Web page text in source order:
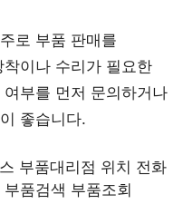
로 부품 판매를
이나 수리가 필요한
부를 먼저 문의하거나
좋습니다.